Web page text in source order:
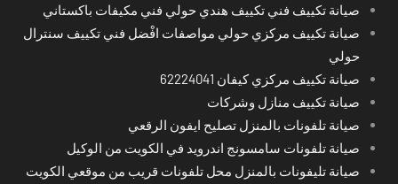
صيانة تكييف فني تكييف هندي حولي فني مكيفات باكستاني
صيانة تكييف مركزي حولي مواصفات افْضل فني تكييف سنترال
حولي
صيانة تكييف مركزي كيفان 62224041
صيانة تكييف منازل وشركات
صيانة تلفونات بالمنزل تصليح ايفون الرقعي
صيانة تلفونات سامسونج اندرويد في الكويت من الوكيل
صيانة تليفونات بالمنزل محل تلفونات قريب من موقعي الكويت